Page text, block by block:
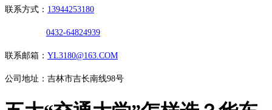
联系方式： 13944253180
0432-64824939
联系邮箱： YL3180@163.COM
公司地址：吉林市吉长南线98号